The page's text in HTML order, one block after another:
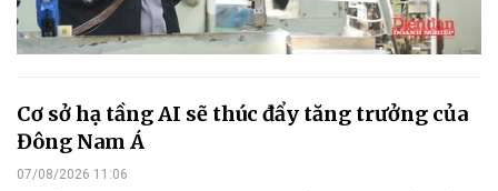
Cơ sở hạ tầng AI sẽ thúc đẩy tăng trưởng của
Đông Nam Á
07/08/2026 11:06